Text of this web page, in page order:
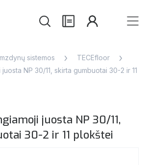
sistemos
TECEfloor
NP 30/11, skirta gumbuotai 30-2 ir 11
juosta NP 30/11,
30-2 ir 11 plokštei